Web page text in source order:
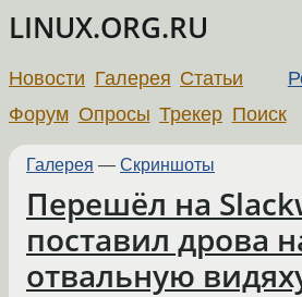
LINUX.ORG.RU
Новости Галерея Статьи
Форум Опросы Трекер Поиск
Галерея — Скриншоты
Перешёл на
поставил дрова
отвальную